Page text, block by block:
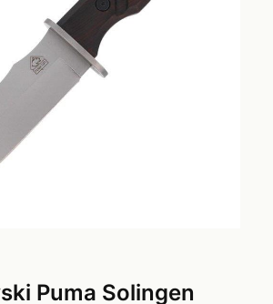
Puma Solingen